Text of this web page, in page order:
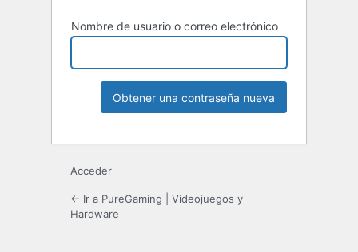
Nombre de usuario o correo electrónico
Acceder
← Ir a PureGaming | Videojuegos y
Hardware